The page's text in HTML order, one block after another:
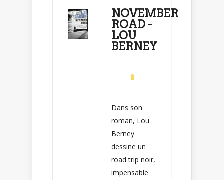
NOVEMBER
ROAD -
LOU
BERNEY
Dans son
roman, Lou
Berney
dessine un
road trip noir,
impensable